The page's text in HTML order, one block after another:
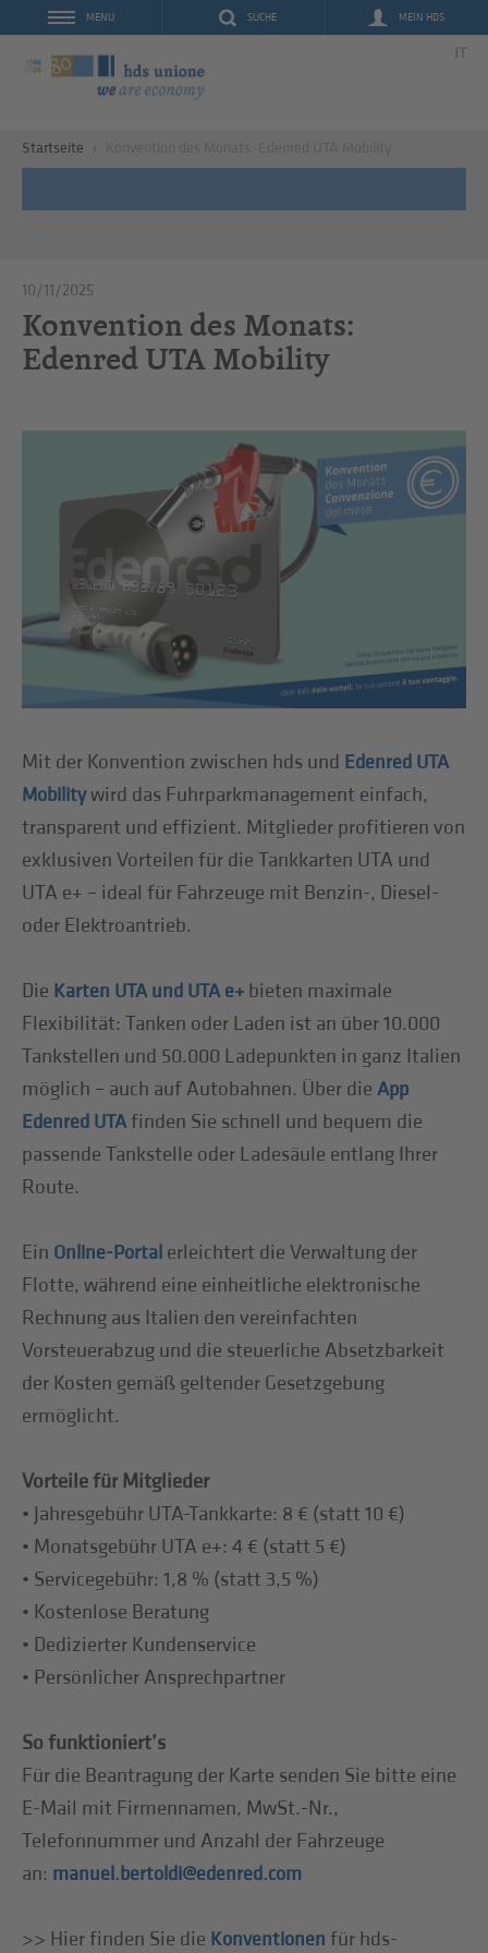
SUCHE MEIN HDS
MENU
IT
Startseite
10/11/2025
Konvention des Monats:
Edenred UTA Mobility
Mit der Konvention zwischen hds und Edenred UTA
Mobilitywird das Fuhrparkmanagement einfach,
transparent und effizient. Mitglieder profitieren von
exklusiven Vorteilen für die Tankkarten UTA und
UTA e+ – ideal für Fahrzeuge mit Benzin-, Diesel-
oder Elektroantrieb.
Die Karten UTA und UTA e+ bieten maximale
Flexibilität: Tanken oder Laden ist an über 10.000
Tankstellen und 50.000 Ladepunkten in ganz Italien
möglich – auch auf Autobahnen. Über dieApp
Edenred UTAfinden Sie schnell und bequem die
passende Tankstelle oder Ladesäule entlang Ihrer
Route.
Ein Online-Portal erleichtert die Verwaltung der
Flotte, während eine einheitliche elektronische
Rechnung aus Italien den vereinfachten
Vorsteuerabzug und die steuerliche Absetzbarkeit
der Kosten gemäß geltender Gesetzgebung
ermöglicht.
Vorteile für Mitglieder
• Jahresgebühr UTA-Tankkarte: 8 € (statt 10 €)
• Monatsgebühr UTA e+: 4 € (statt 5 €)
• Servicegebühr: 1,8 % (statt 3,5 %)
• Kostenlose Beratung
• Dedizierter Kundenservice
• Persönlicher Ansprechpartner
So funktioniert’s
Für die Beantragung der Karte senden Sie bitte eine
E-Mail mit Firmennamen, MwSt.-Nr.,
Telefonnummer und Anzahl der Fahrzeuge
an: manuel.bertoldi@edenred.com
>> Hier finden Sie die Konventionen für hds-